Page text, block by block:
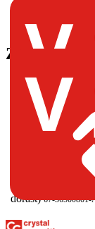
Všeobecná
dorast, Humenné
starostlivosť o
Všeobecná
dorast, Kamenica
(Všeobecná
dorast) 67-36500801-